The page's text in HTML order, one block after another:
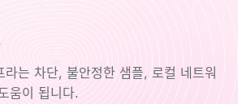
라는 차단, 불안정한 샘플, 로컬 네트워
움이 됩니다.